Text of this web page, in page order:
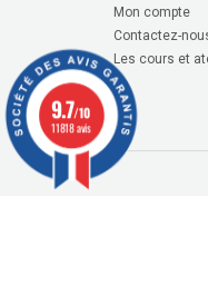
Mon compte
Contactez-
Les cours et
9.7/10
11818 avis